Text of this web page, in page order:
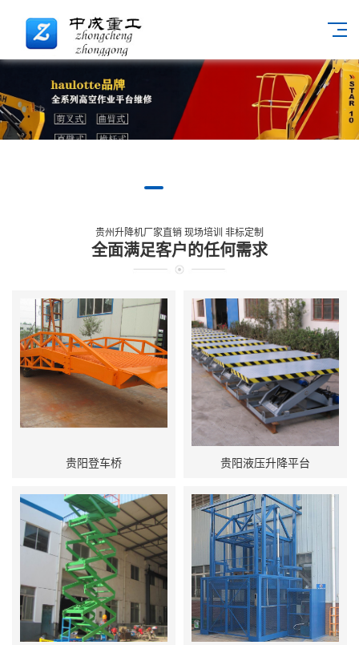
贵州升降机厂家直销 现场培训 非标定制
全面满足客户的任何需求
贵阳登车桥 贵阳液压升降平台